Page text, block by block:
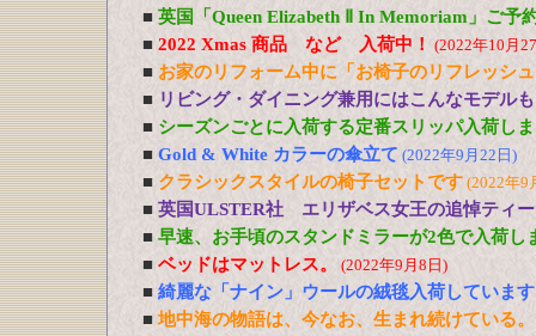
■ 英国「Queen Elizabeth Ⅱ In Memoriam」ご予
■ 2022 Xmas 商品 など 入荷中！ (2022年10月
■ お家のリフォーム中に「お椅子のリフレッシ
■ リビング・ダイニング兼用にはこんなモデルも
■ シーズンごとに入荷する定番スリッパ入荷し
■ Gold & White カラーの傘立て (2022年9月22日)
■ クラシックスタイルの椅子セットです (2022年9
■ 英国ULSTER社 エリザベス女王の追悼ティ
■ 早速、お手頃のスタンドミラーが2色で入荷し
■ ベッドはマットレス。 (2022年9月8日)
■ 綺麗な「ナイン」ウールの絨毯入荷しています
■ 地中海の物語は、今なお、生まれ続けている